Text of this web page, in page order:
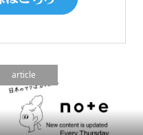
article